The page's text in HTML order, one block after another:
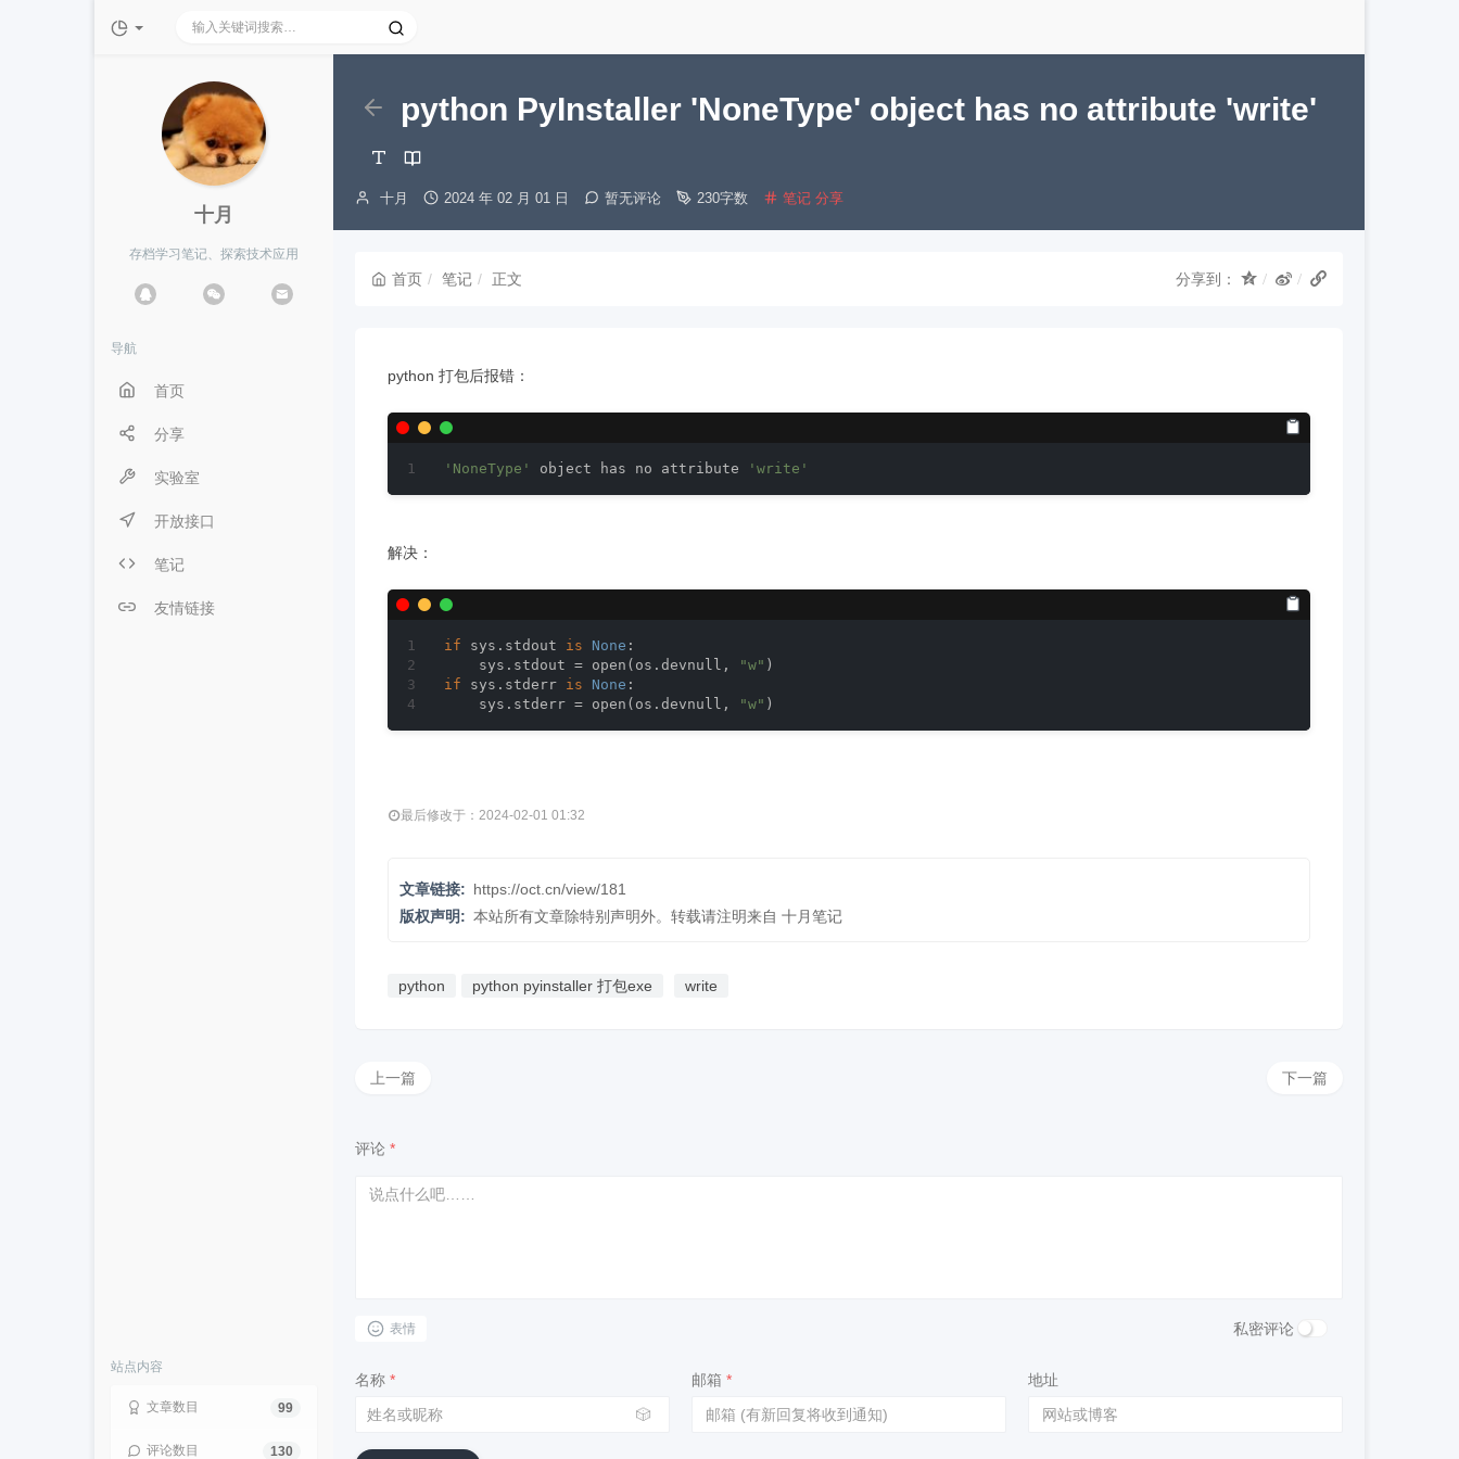
十月 Oct.cn
十月
存档学习笔记、探索技术应用
导航
首页
分享
实验室
开放接口
笔记
友情链接
站点内容
99
文章数目
130
评论数目
python PyInstaller 'NoneType' object has no attribute 'write'
博
十月
发
2024 年 02 月 01 日 暂无评论 230字数
分
笔记 分享
首页 笔记 正文 分享到：
python 打包后报错：
'NoneType' object has no attribute 'write'
解决：
if sys.stdout is None :
    sys.stdout = open(os.devnull,
"w"
if sys.stderr is None :
    sys.stderr = open(os.devnull,
"w" )
最后修改于：2024-02-01 01:32
文章链接: https://oct.cn/view/181
版权声明: 本站所有文章除特别声明外。转载请注明来自 十月笔记
python python pyinstaller 打包exe write
下一篇
上一篇
评论 *
表情 私密评论
名称 *
🎲
邮箱 * 地址